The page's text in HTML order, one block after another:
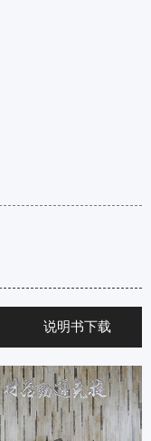
说明书下载